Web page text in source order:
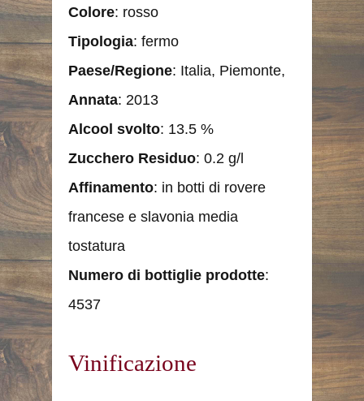
Colore: rosso
Tipologia: fermo
Paese/Regione: Italia, Piemonte,
Annata: 2013
Alcool svolto: 13.5 %
Zucchero Residuo: 0.2 g/l
Affinamento: in botti di rovere
francese e slavonia media
tostatura
Numero di bottiglie prodotte:
4537
Vinificazione